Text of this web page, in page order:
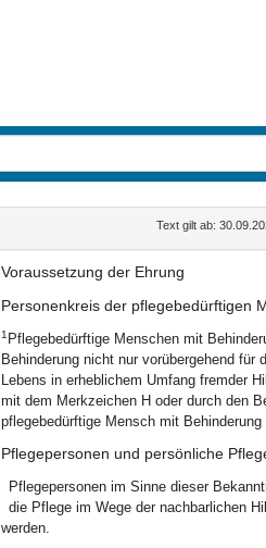
Text gilt ab:
Voraussetzung der Ehrung
Personenkreis der pflegebedürftigen
1 Pflegebedürftige Menschen mit
Behinderung nicht nur vorübergehend für
Lebens in erheblichem Umfang fremder
mit dem Merkzeichen H oder durch den
pflegebedürftige Mensch mit
Pflegepersonen und persönliche
Pflegepersonen im Sinne dieser
die Pflege im Wege der nachbarlichen
werden.